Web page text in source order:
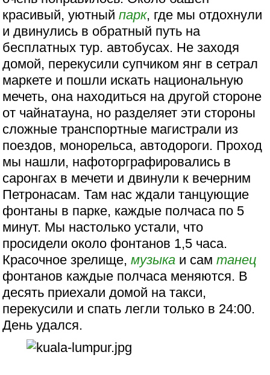
красивый, уютныйпарк, где мы отдохнули
и двинулись в обратный путь на
бесплатных тур. автобусах. Не заходя
домой, перекусили супчиком янг в сетрал
маркете и пошли искать национальную
мечеть, она находиться на другой стороне
от чайнатауна, но разделяет эти стороны
сложные транспортные магистрали из
поездов, монорельса, автодороги. Проход
мы нашли, нафоторграфировались в
саронгах в мечети и двинули к вечерним
Петронасам. Там нас ждали танцующие
фонтаны в парке, каждые полчаса по 5
минут. Мы настолько устали, что
просидели около фонтанов 1,5 часа.
Красочное зрелище,музыка и самтанец
фонтанов каждые полчаса меняются. В
десять приехали домой на такси,
перекусили и спать легли только в 24:00.
День удался.